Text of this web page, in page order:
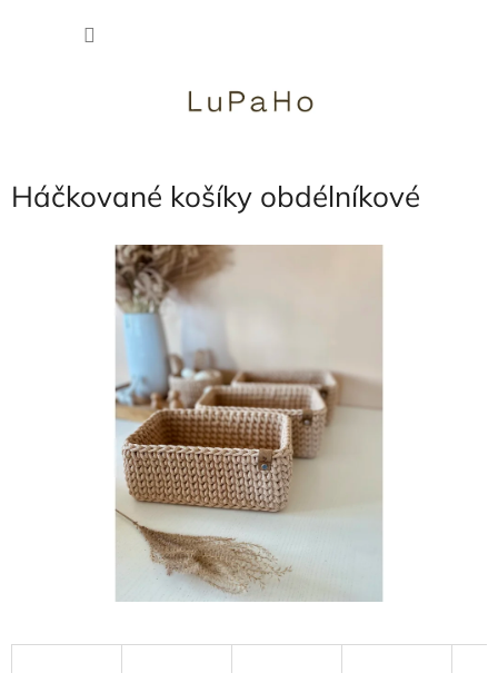
Háčkované košíky obdélníkové